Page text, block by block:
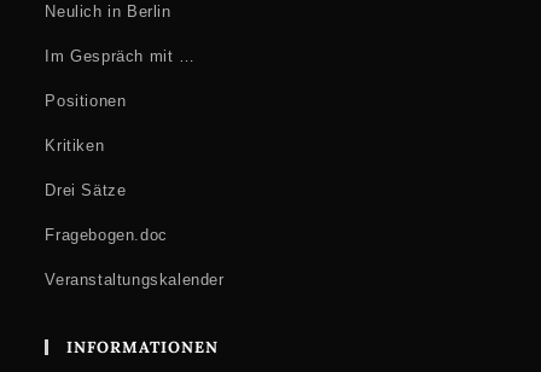
Neulich in Berlin
Im Gespräch mit …
Positionen
Kritiken
Drei Sätze
Fragebogen.doc
Veranstaltungskalender
INFORMATIONEN